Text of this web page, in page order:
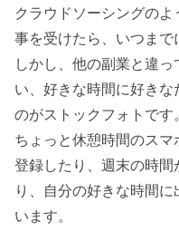
クラウドソーシングの
事を受けたら、いつまで
しかし、他の副業と違
い、好きな時間に好き
のがストックフォトです。
ちょっと休憩時間のス
登録したり、週末の時
り、自分の好きな時間
います。